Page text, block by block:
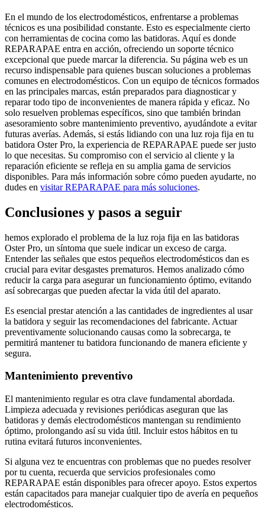
En el mundo de los electrodomésticos, enfrentarse a problemas
técnicos es una posibilidad constante. Esto es especialmente cierto
con herramientas de cocina como las batidoras. Aquí es donde
REPARAPAE entra en acción, ofreciendo un soporte técnico
excepcional que puede marcar la diferencia. Su página web es un
recurso indispensable para quienes buscan soluciones a problemas
comunes en electrodomésticos. Con un equipo de técnicos formados
en las principales marcas, están preparados para diagnosticar y
reparar todo tipo de inconvenientes de manera rápida y eficaz. No
solo resuelven problemas específicos, sino que también brindan
asesoramiento sobre mantenimiento preventivo, ayudándote a evitar
futuras averías. Además, si estás lidiando con una luz roja fija en tu
batidora Oster Pro, la experiencia de REPARAPAE puede ser justo
lo que necesitas. Su compromiso con el servicio al cliente y la
reparación eficiente se refleja en su amplia gama de servicios
disponibles. Para más información sobre cómo pueden ayudarte, no
dudes en visitar REPARAPAE para más soluciones.
Conclusiones y pasos a seguir
hemos explorado el problema de la luz roja fija en las batidoras
Oster Pro, un síntoma que suele indicar un exceso de carga.
Entender las señales que estos pequeños electrodomésticos dan es
crucial para evitar desgastes prematuros. Hemos analizado cómo
reducir la carga para asegurar un funcionamiento óptimo, evitando
así sobrecargas que pueden afectar la vida útil del aparato.
Es esencial prestar atención a las cantidades de ingredientes al usar
la batidora y seguir las recomendaciones del fabricante. Actuar
preventivamente solucionando causas como la sobrecarga, te
permitirá mantener tu batidora funcionando de manera eficiente y
segura.
Mantenimiento preventivo
El mantenimiento regular es otra clave fundamental abordada.
Limpieza adecuada y revisiones periódicas aseguran que las
batidoras y demás electrodomésticos mantengan su rendimiento
óptimo, prolongando así su vida útil. Incluir estos hábitos en tu
rutina evitará futuros inconvenientes.
Si alguna vez te encuentras con problemas que no puedes resolver
por tu cuenta, recuerda que servicios profesionales como
REPARAPAE están disponibles para ofrecer apoyo. Estos expertos
están capacitados para manejar cualquier tipo de avería en pequeños
electrodomésticos.